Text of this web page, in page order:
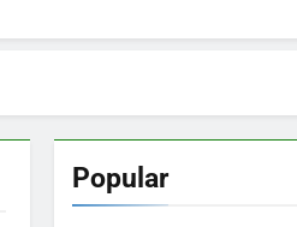
Popular